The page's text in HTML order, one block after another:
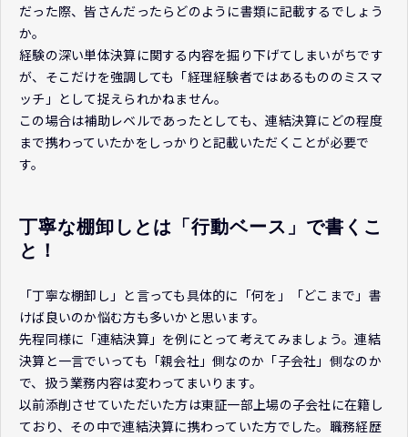
だった際、皆さんだったらどのように書類に記載するでしょう
か。
経験の深い単体決算に関する内容を掘り下げてしまいがちです
が、そこだけを強調しても「経理経験者ではあるもののミスマ
ッチ」として捉えられかねません。
この場合は補助レベルであったとしても、連結決算にどの程度
まで携わっていたかをしっかりと記載いただくことが必要で
す。
丁寧な棚卸しとは「行動ベース」で書くこ
と！
「丁寧な棚卸し」と言っても具体的に「何を」「どこまで」書
けば良いのか悩む方も多いかと思います。
先程同様に「連結決算」を例にとって考えてみましょう。連結
決算と一言でいっても「親会社」側なのか「子会社」側なのか
で、扱う業務内容は変わってまいります。
以前添削させていただいた方は東証一部上場の子会社に在籍し
ており、その中で連結決算に携わっていた方でした。職務経歴